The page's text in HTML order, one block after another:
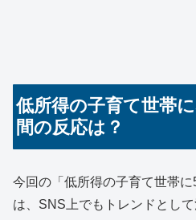
低所得の子育て世帯
間の反応は？
今回の「低所得の子育て世帯
は、SNS上でもトレンドとして